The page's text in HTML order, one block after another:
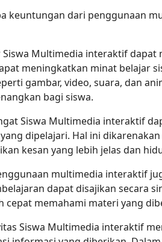
keuntungan dari penggunaan
Multimedia interaktif
meningkatkan minat belajar
gambar, video, suara, dan
bagi siswa.
Siswa Multimedia interaktif
dipelajari. Hal ini
kesan yang lebih jelas dan
multimedia interaktif
dapat disajikan secara
cepat memahami materi yang
Siswa Multimedia interaktif